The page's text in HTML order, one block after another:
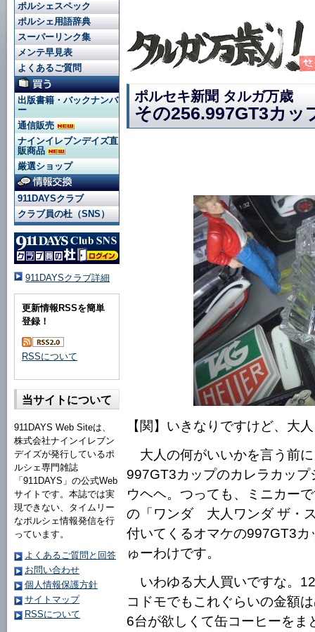
ポルセキ新聞 タルガ万歳
その256.997GT3カッ
【関】いきなりですけど、大
大人の何がいいかを言う前
997GT3カップのカレラカッ
ウヘヘ。つっても、ミニカー
の「ワンダ 大人ワンダ ザ・
付いてくるオマケの997GT3
ゅーわけです。
いわゆる大人買いですな。
コドモでもこれぐらいの金額
6台が欲しくて缶コーヒーをま
ポルシェスペック
ポルシェ用語辞典
スーパーリンク集
メンテ早見表
よくあるご質問
出版書籍・バックナンバ
ー
通信販売
ナインイレブンデイズ直
販商品
厳選ショップ
911DAYSクラブ
クラブ員の杜（SNS）
911DAYSクラブ詳細
更新情報RSSを簡単
登録！
RSSについて
当サイトについて
911DAYS Web Siteは、
株式会社ナインイレブン
デイズが発行しているポ
ルシェ専門雑誌
「911DAYS」の公式Web
サイトです。本誌では実
現できない、タイムリー
なポルシェ情報発信を行
っています。
よくあるご質問と回答
お問い合わせ
個人情報保護方針
サイトマップ
RSSについて